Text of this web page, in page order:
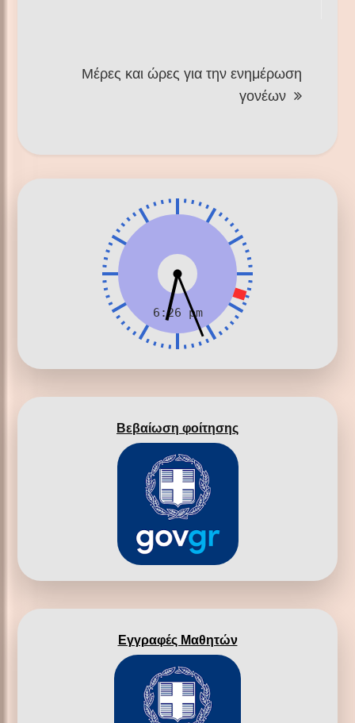
Μέρες και ώρες για την ενημέρωση
γονέων
Βεβαίωση φοίτησης
Εγγραφές Μαθητών